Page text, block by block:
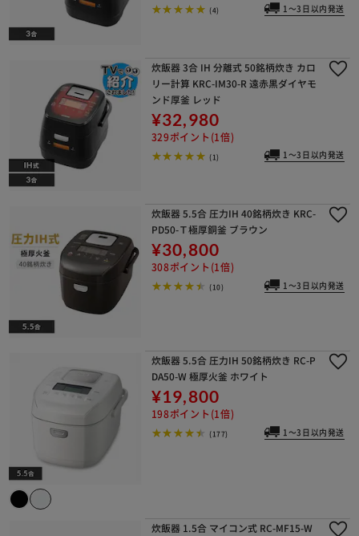
(4) 1～3日以内発送
炊飯器 3合 IH 分離式 50銘柄炊き カロ
リー計算 KRC-IM30-R 遠赤黒ダイヤモ
ンド厚釜 レッド
¥32,980
329ポイント(1倍)
(1) 1～3日以内発送
炊飯器 5.5合 圧力IH 40銘柄炊き KRC-
PD50-Ｔ極厚銅釜 ブラウン
¥30,800
308ポイント(1倍)
(10) 1～3日以内発送
炊飯器 5.5合 圧力IH 50銘柄炊き RC-P
DA50-W 極厚火釜 ホワイト
¥19,800
198ポイント(1倍)
(177) 1～3日以内発送
炊飯器 1.5合 マイコン式 RC-MF15-W